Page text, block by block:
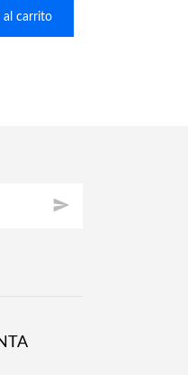
al carrito
